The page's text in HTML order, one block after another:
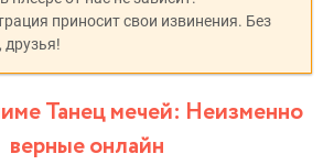
приносит свои извинения. Без
друзья!
Танец мечей: Неизменно
верные онлайн